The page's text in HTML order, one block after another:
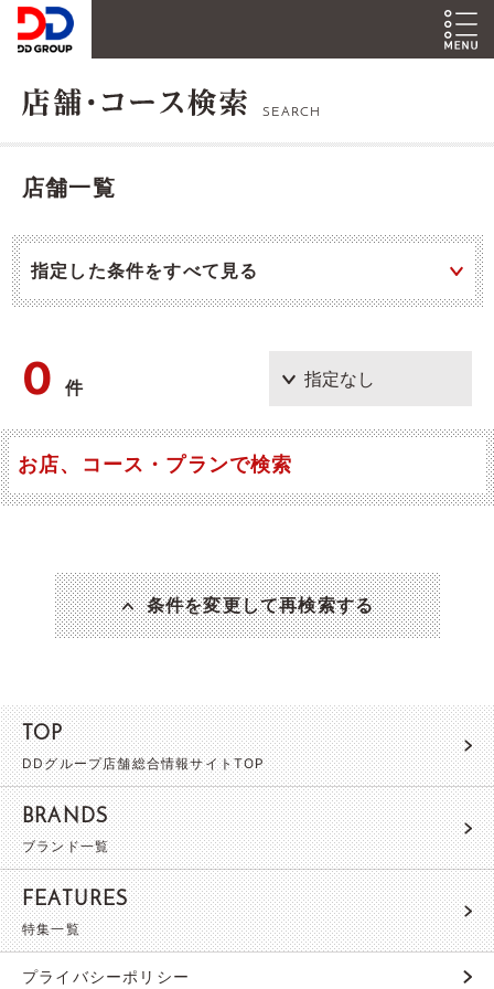
SEARCH
店舗一覧
指定した条件をすべて見る
0件
お店、コース・プランで検索
条件を変更して再検索する
TOP
DDグループ店舗総合情報サイトTOP
BRANDS
ブランド一覧
FEATURES
特集一覧
プライバシーポリシー